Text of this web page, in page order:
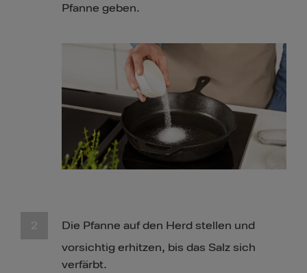
Pfanne geben.
Die Pfanne auf den Herd stellen und
vorsichtig erhitzen, bis das Salz sich
verfärbt.